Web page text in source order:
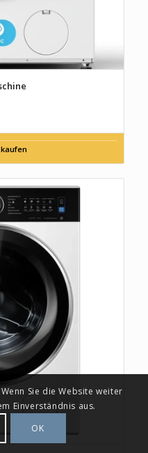
Sie die Website weiter
Einverständnis aus.
OK